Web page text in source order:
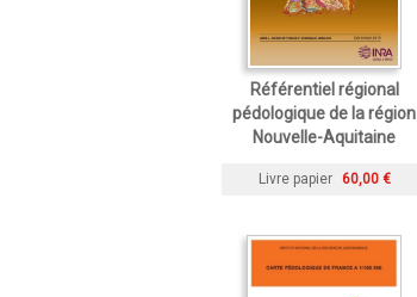
Référentiel régional
pédologique de la région
Nouvelle-Aquitaine
Livre papier 60,00 €